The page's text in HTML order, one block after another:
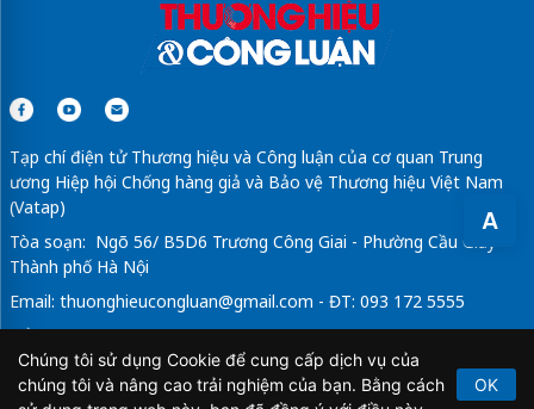
A
Tạp chí điện tử Thương hiệu và Công luận của cơ quan Trung
ương Hiệp hội Chống hàng giả và Bảo vệ Thương hiệu Việt Nam
(Vatap)
Tòa soạn: Ngõ 56/ B5D6 Trương Công Giai - Phường Cầu Giấy -
Thành phố Hà Nội
Email: thuonghieucongluan@gmail.com - ĐT: 093 172 5555
Tổng Biên Tập: Vũ Đức Thuận
Giấy phép hoạt động báo chí điện tử số 64/GP-BTTTT do Bộ
Thông tin và Truyền thông cấp ngày 21/2/2020.
Chúng tôi sử dụng Cookie để cung cấp dịch vụ của
chúng tôi và nâng cao trải nghiệm của bạn. Bằng cách
OK